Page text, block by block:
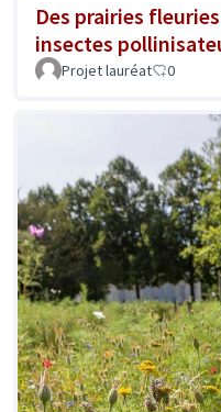
Des prairies
insectes
Projet lauréat 0